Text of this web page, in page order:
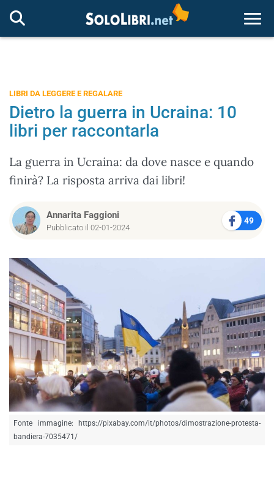
LIBRI DA LEGGERE E REGALARE
Dietro la guerra in Ucraina: 10
libri per raccontarla
La guerra in Ucraina: da dove nasce e quando
finirà? La risposta arriva dai libri!
Annarita Faggioni
Pubblicato il 02-01-2024
49
Fonte immagine: https://pixabay.com/it/photos/dimostrazione-protesta-
bandiera-7035471/